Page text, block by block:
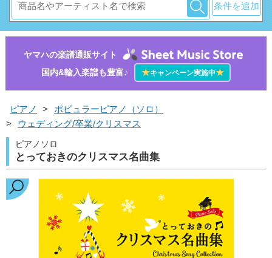
条件を追加
ヤマハの楽譜通販サイト
国内&輸入楽譜も豊富♪
★キャンペーン実施中★
ピアノ >
ポピュラーピアノ（ソロ）
>
ウェディング/卒業/クリスマス
ピアノソロ
とっておきのクリスマス名曲集